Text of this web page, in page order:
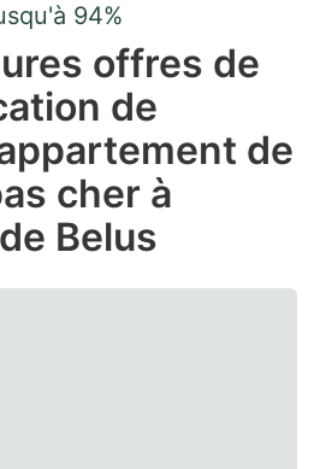
select
a
date.
Press
question
mark
key
94%
offres de
de
de
cher à
Belus